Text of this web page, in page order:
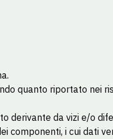
quanto riportato nei
derivante da vizi e/o
componenti, i cui dati